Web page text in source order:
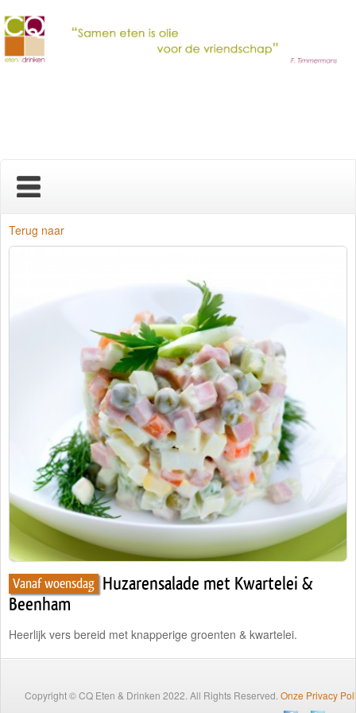
Home
Contact
Nieuwsbrief
Terug naar
Vanaf woensdag Huzarensalade met Kwartelei &
Beenham
Heerlijk vers bereid met knapperige groenten & kwartelei.
Copyright © CQ Eten & Drinken 2022. All Rights Reserved. Onze Privacy